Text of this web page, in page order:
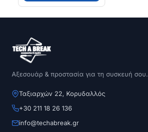
Αξεσουάρ & προστασία για τη συσκευή σου.
Ταξιαρχών 22, Κορυδαλλός
+30 211 18 26 136
info@techabreak.gr